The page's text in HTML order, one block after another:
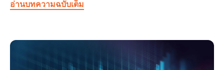
อ่านบทความฉบับเต็ม